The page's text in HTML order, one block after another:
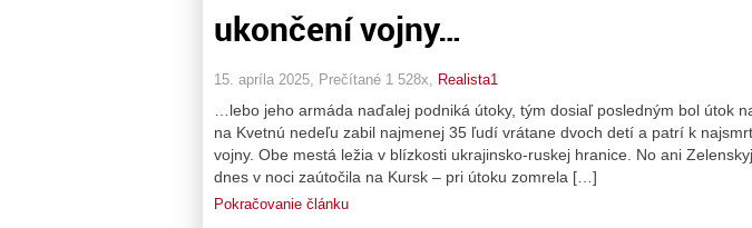
ukončení vojny…
15. apríla 2025, Prečítané 1 528x, Realista1
…lebo jeho armáda naďalej podniká útoky, tým dosiaľ posledným bol útok
na Kvetnú nedeľu zabil najmenej 35 ľudí vrátane dvoch detí a patrí k
vojny. Obe mestá ležia v blízkosti ukrajinsko-ruskej hranice. No ani
dnes v noci zaútočila na Kursk – pri útoku zomrela […]
Pokračovanie článku